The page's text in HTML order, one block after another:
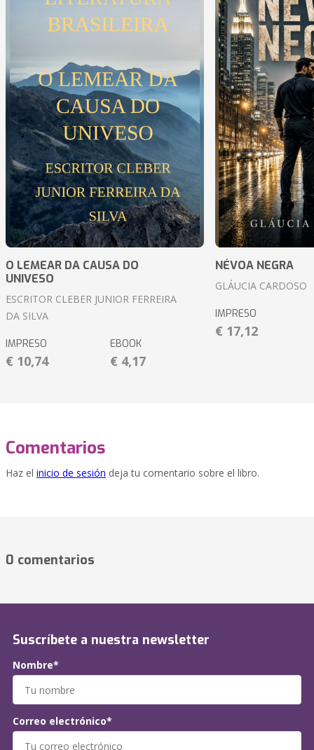
O LEMEAR DA CAUSA DO
UNIVESO
ESCRITOR CLEBER JUNIOR FERREIRA
DA SILVA
IMPRESO
€ 10,74
EBOOK
€ 4,17
NÉVOA NEGRA
GLÁUCIA CARDOSO
IMPRESO
€ 17,12
Comentarios
Haz el inicio de sesión deja tu comentario sobre el libro.
0 comentarios
Suscríbete a nuestra newsletter
Nombre*
Correo electrónico*